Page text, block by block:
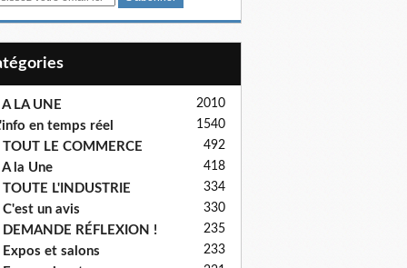
LA UNE 2010
en temps réel 1540
LE COMMERCE 492
la Une 418
L'INDUSTRIE 334
un avis 330
RÉFLEXION ! 235
et salons 233